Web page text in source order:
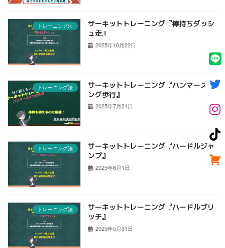
トレーニング法
サーキットトレーニング『棒持ちダッシ
ュ走』
2025年10月22日
トレーニング法
サーキットトレーニング『ハンマースイ
ング歩行』
2025年7月21日
トレーニング法
サーキットトレーニング『ハードルジャ
ンプ』
2025年6月1日
トレーニング法
サーキットトレーニング『ハードルブリ
ッチ』
2025年5月31日